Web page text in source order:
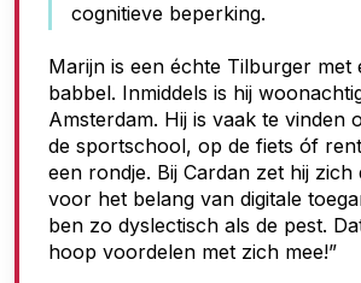
o
e
g
a
n
g
cognitieve beperking.
Marijn is een échte Tilburger met
babbel. Inmiddels is hij
Amsterdam. Hij is vaak te vinden
de sportschool, op de fiets óf rent
een rondje. Bij Cardan zet hij zich
voor het belang van digitale
ben zo dyslectisch als de pest.
hoop voordelen met zich mee!”